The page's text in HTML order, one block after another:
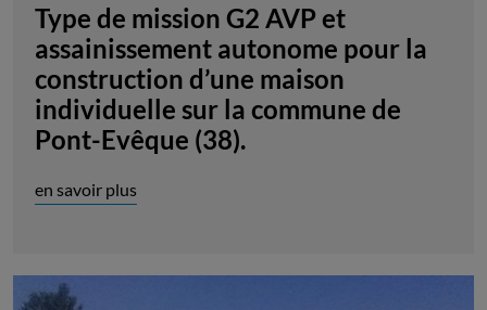
Type de mission G2 AVP et
assainissement autonome pour la
construction d’une maison
individuelle sur la commune de
Pont-Evêque (38).
en savoir plus